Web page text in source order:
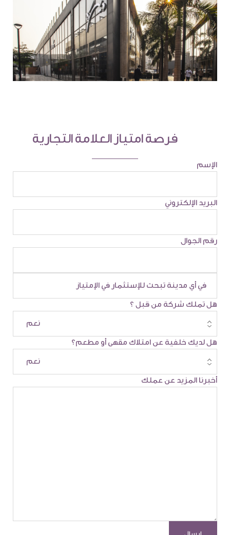
فرصة امتياز العلامة التجارية
الإسم
البريد الإلكتروني
رقم الجوال
هل تملك شركة من قبل ؟
هل لديك خلفية عن امتلاك مقهى أو مطعم؟
أخبرنا المزيد عن عملك